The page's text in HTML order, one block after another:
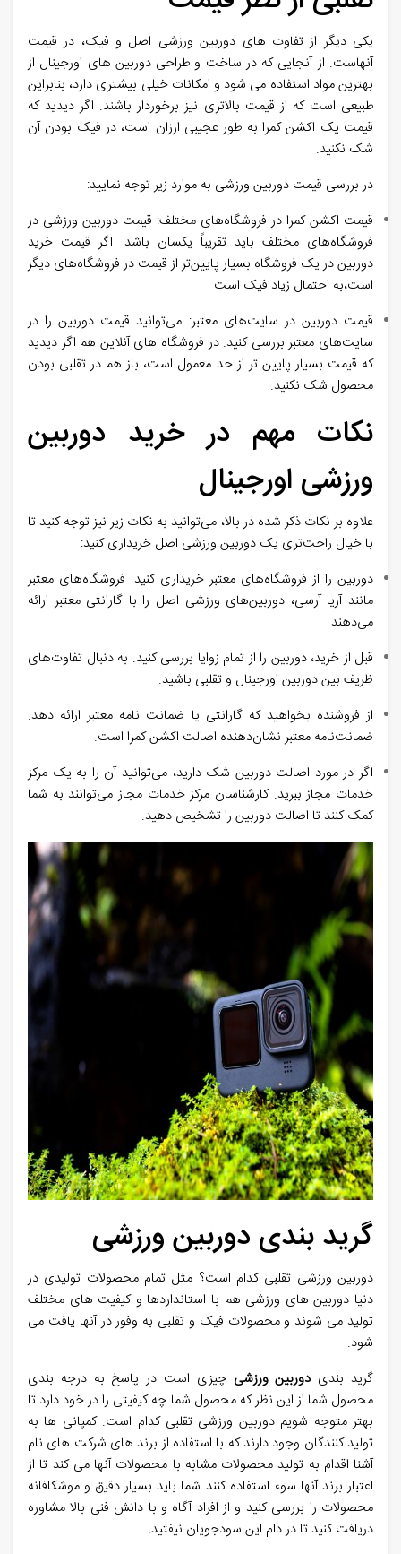
یکی دیگر از تفاوت های دوربین ورزشی اصل و فیک، در قیمت
آنهاست. از آنجایی که در ساخت و طراحی دوربین های اورجینال از
بهترین مواد استفاده می شود و امکانات خیلی بیشتری دارد، بنابراین
طبیعی است که از قیمت بالاتری نیز برخوردار باشند. اگر دیدید که
قیمت یک اکشن کمرا به طور عجیبی ارزان است، در فیک بودن آن
شک نکنید.
در بررسی قیمت دوربین ورزشی به موارد زیر توجه نمایید:
قیمت اکشن کمرا در فروشگاه‌های مختلف: قیمت دوربین ورزشی در
فروشگاه‌های مختلف باید تقریباً یکسان باشد. اگر قیمت خرید
دوربین در یک فروشگاه بسیار پایین‌تر از قیمت در فروشگاه‌های دیگر
است،به احتمال زیاد فیک است.
قیمت دوربین در سایت‌های معتبر: می‌توانید قیمت دوربین را در
سایت‌های معتبر بررسی کنید. در فروشگاه های آنلاین هم اگر دیدید
که قیمت بسیار پایین تر از حد معمول است، باز هم در تقلبی بودن
محصول شک نکنید.
نکات مهم در خرید دوربین
ورزشی اورجینال
علاوه بر نکات ذکر شده در بالا، می‌توانید به نکات زیر نیز توجه کنید تا
با خیال راحت‌تری یک دوربین ورزشی اصل خریداری کنید:
دوربین را از فروشگاه‌های معتبر خریداری کنید. فروشگاه‌های معتبر
مانند آریا آرسی، دوربین‌های ورزشی اصل را با گارانتی معتبر ارائه
می‌دهند.
قبل از خرید، دوربین را از تمام زوایا بررسی کنید. به دنبال تفاوت‌های
ظریف بین دوربین اورجینال و تقلبی باشید.
از فروشنده بخواهید که گارانتی یا ضمانت نامه معتبر ارائه دهد.
ضمانت‌نامه معتبر نشان‌دهنده اصالت اکشن کمرا است.
اگر در مورد اصالت دوربین شک دارید، می‌توانید آن را به یک مرکز
خدمات مجاز ببرید. کارشناسان مرکز خدمات مجاز می‌توانند به شما
کمک کنند تا اصالت دوربین را تشخیص دهید.
گرید بندی دوربین ورزشی
دوربین ورزشی تقلبی کدام است؟ مثل تمام محصولات تولیدی در
دنیا دوربین های ورزشی هم با استانداردها و کیفیت های مختلف
تولید می شوند و محصولات فیک و تقلبی به وفور در آنها یافت می
شود.
گرید بندی دوربین ورزشی چیزی است در پاسخ به درجه بندی
محصول شما از این نظر که محصول شما چه کیفیتی را در خود دارد تا
بهتر متوجه شویمدوربین ورزشی تقلبی کدام است. کمپانی ها به
تولید کنندگان وجود دارند که با استفاده از برند های شرکت های نام
آشنا اقدام به تولید محصولات مشابه با محصولات آنها می کند تا از
اعتبار برند آنها سوء استفاده کنند شما باید بسیار دقیق و موشکافانه
محصولات را بررسی کنید و از افراد آگاه و با دانش فنی بالا مشاوره
دریافت کنید تا در دام این سودجویان نیفتید.